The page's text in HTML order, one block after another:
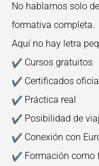
No hablamos solo
formativa completa.
Aquí no hay letra
Cursos gratuitos
Certificados
Práctica real
Posibilidad de
Conexión con
Formación como